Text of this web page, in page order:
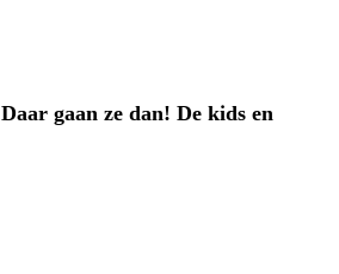
Daar gaan ze dan! De kids en